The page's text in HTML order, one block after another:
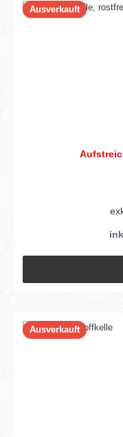
Ausverkauft
Ausverkauft